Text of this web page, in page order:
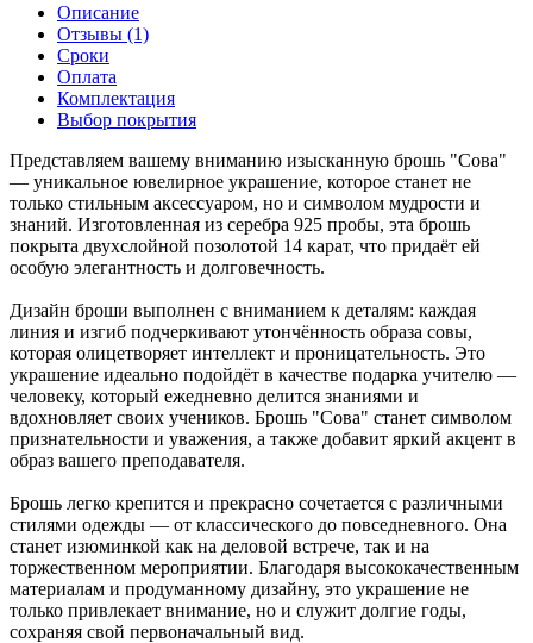
Описание
Отзывы (1)
Сроки
Оплата
Комплектация
Выбор покрытия
Представляем вашему вниманию изысканную брошь "Сова"
— уникальное ювелирное украшение, которое станет не
только стильным аксессуаром, но и символом мудрости и
знаний. Изготовленная из серебра 925 пробы, эта брошь
покрыта двухслойной позолотой 14 карат, что придаёт ей
особую элегантность и долговечность.
Дизайн броши выполнен с вниманием к деталям: каждая
линия и изгиб подчеркивают утончённость образа совы,
которая олицетворяет интеллект и проницательность. Это
украшение идеально подойдёт в качестве подарка учителю —
человеку, который ежедневно делится знаниями и
вдохновляет своих учеников. Брошь "Сова" станет символом
признательности и уважения, а также добавит яркий акцент в
образ вашего преподавателя.
Брошь легко крепится и прекрасно сочетается с различными
стилями одежды — от классического до повседневного. Она
станет изюминкой как на деловой встрече, так и на
торжественном мероприятии. Благодаря высококачественным
материалам и продуманному дизайну, это украшение не
только привлекает внимание, но и служит долгие годы,
сохраняя свой первоначальный вид.